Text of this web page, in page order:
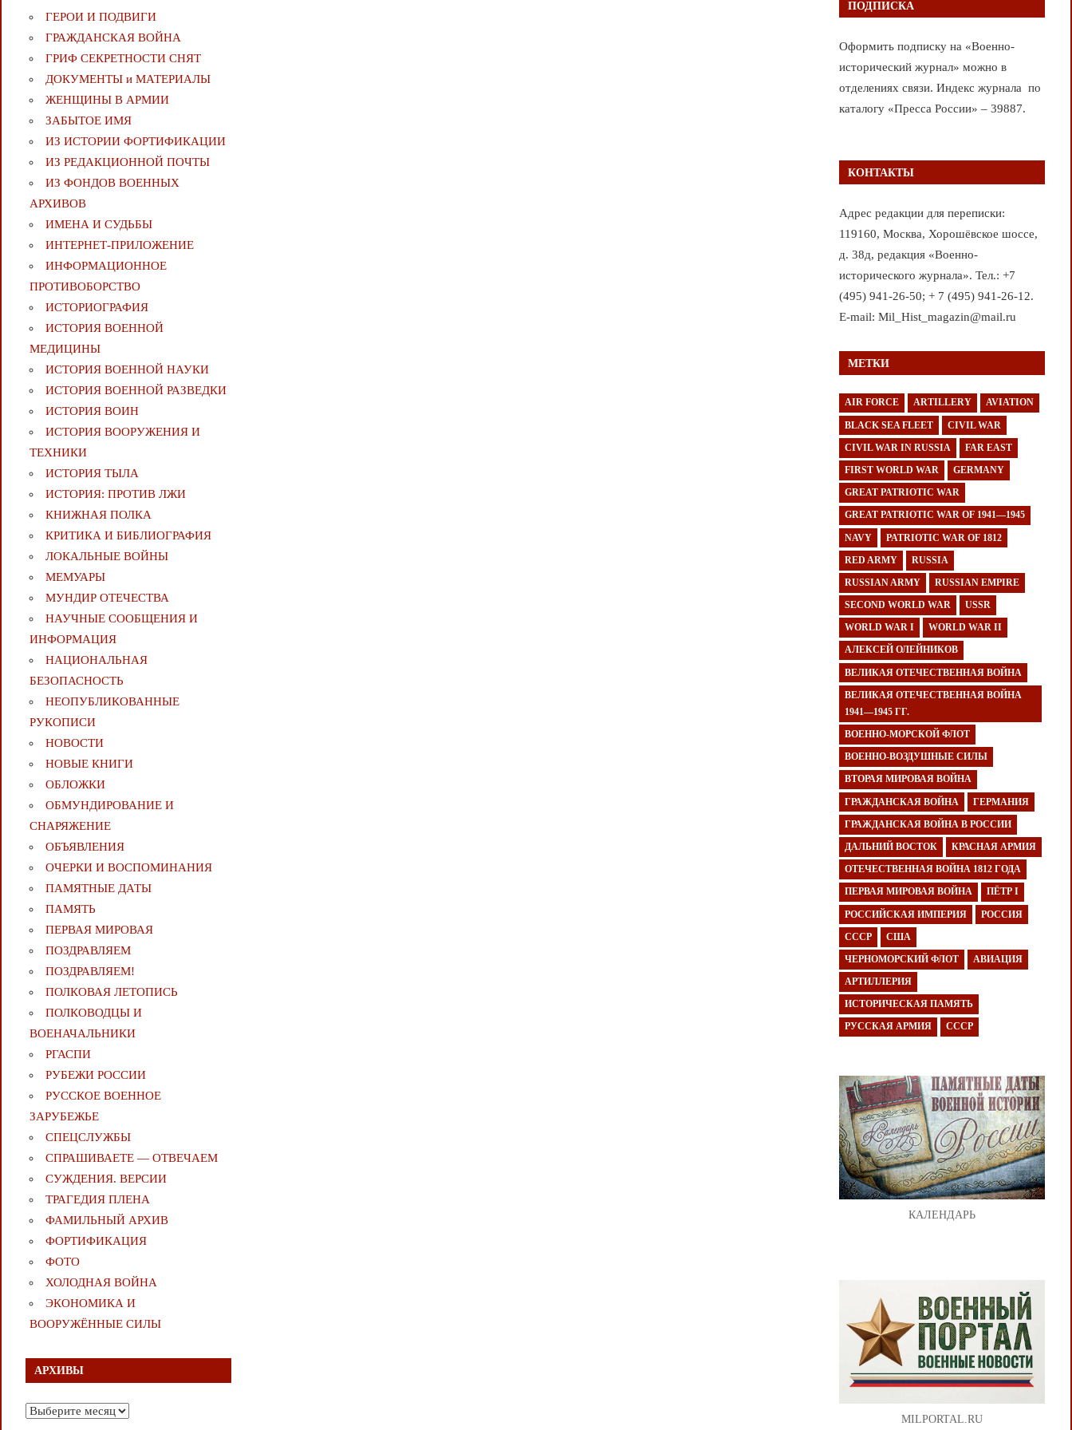
ГЕРОИ И ПОДВИГИ
ГРАЖДАНСКАЯ ВОЙНА
ГРИФ СЕКРЕТНОСТИ СНЯТ
ДОКУМЕНТЫ и МАТЕРИАЛЫ
ЖЕНЩИНЫ В АРМИИ
ЗАБЫТОЕ ИМЯ
ИЗ ИСТОРИИ ФОРТИФИКАЦИИ
ИЗ РЕДАКЦИОННОЙ ПОЧТЫ
ИЗ ФОНДОВ ВОЕННЫХ
АРХИВОВ
ИМЕНА И СУДЬБЫ
ИНТЕРНЕТ-ПРИЛОЖЕНИЕ
ИНФОРМАЦИОННОЕ
ПРОТИВОБОРСТВО
ИСТОРИОГРАФИЯ
ИСТОРИЯ ВОЕННОЙ
МЕДИЦИНЫ
ИСТОРИЯ ВОЕННОЙ НАУКИ
ИСТОРИЯ ВОЕННОЙ РАЗВЕДКИ
ИСТОРИЯ ВОИН
ИСТОРИЯ ВООРУЖЕНИЯ И
ТЕХНИКИ
ИСТОРИЯ ТЫЛА
ИСТОРИЯ: ПРОТИВ ЛЖИ
КНИЖНАЯ ПОЛКА
КРИТИКА И БИБЛИОГРАФИЯ
ЛОКАЛЬНЫЕ ВОЙНЫ
МЕМУАРЫ
МУНДИР ОТЕЧЕСТВА
НАУЧНЫЕ СООБЩЕНИЯ И
ИНФОРМАЦИЯ
НАЦИОНАЛЬНАЯ
БЕЗОПАСНОСТЬ
НЕОПУБЛИКОВАННЫЕ
РУКОПИСИ
НОВОСТИ
НОВЫЕ КНИГИ
ОБЛОЖКИ
ОБМУНДИРОВАНИЕ И
СНАРЯЖЕНИЕ
ОБЪЯВЛЕНИЯ
ОЧЕРКИ И ВОСПОМИНАНИЯ
ПАМЯТНЫЕ ДАТЫ
ПАМЯТЬ
ПЕРВАЯ МИРОВАЯ
ПОЗДРАВЛЯЕМ
ПОЗДРАВЛЯЕМ!
ПОЛКОВАЯ ЛЕТОПИСЬ
ПОЛКОВОДЦЫ И
ВОЕНАЧАЛЬНИКИ
РГАСПИ
РУБЕЖИ РОССИИ
РУССКОЕ ВОЕННОЕ
ЗАРУБЕЖЬЕ
СПЕЦСЛУЖБЫ
СПРАШИВАЕТЕ — ОТВЕЧАЕМ
СУЖДЕНИЯ. ВЕРСИИ
ТРАГЕДИЯ ПЛЕНА
ФАМИЛЬНЫЙ АРХИВ
ФОРТИФИКАЦИЯ
ФОТО
ХОЛОДНАЯ ВОЙНА
ЭКОНОМИКА И
ВООРУЖЁННЫЕ СИЛЫ
АРХИВЫ
Архивы
ПОДПИСКА
Оформить подписку на «Военно-
исторический журнал» можно в
отделениях связи. Индекс журнала по
каталогу «Пресса России» – 39887.
КОНТАКТЫ
Адрес редакции для переписки:
119160, Москва, Хорошёвское шоссе,
д. 38д, редакция «Военно-
исторического журнала». Тел.: +7
(495) 941-26-50; + 7 (495) 941-26-12.
E-mail: Mil_Hist_magazin@mail.ru
МЕТКИ
AIR FORCE ARTILLERY AVIATION
BLACK SEA FLEET CIVIL WAR
CIVIL WAR IN RUSSIA FAR EAST
FIRST WORLD WAR GERMANY
GREAT PATRIOTIC WAR
GREAT PATRIOTIC WAR OF 1941—1945
NAVY PATRIOTIC WAR OF 1812
RED ARMY RUSSIA
RUSSIAN ARMY RUSSIAN EMPIRE
SECOND WORLD WAR USSR
WORLD WAR I WORLD WAR II
АЛЕКСЕЙ ОЛЕЙНИКОВ
ВЕЛИКАЯ ОТЕЧЕСТВЕННАЯ ВОЙНА
ВЕЛИКАЯ ОТЕЧЕСТВЕННАЯ ВОЙНА
1941—1945 ГГ.
ВОЕННО-МОРСКОЙ ФЛОТ
ВОЕННО-ВОЗДУШНЫЕ СИЛЫ
ВТОРАЯ МИРОВАЯ ВОЙНА
ГРАЖДАНСКАЯ ВОЙНА ГЕРМАНИЯ
ГРАЖДАНСКАЯ ВОЙНА В РОССИИ
ДАЛЬНИЙ ВОСТОК КРАСНАЯ АРМИЯ
ОТЕЧЕСТВЕННАЯ ВОЙНА 1812 ГОДА
ПЕРВАЯ МИРОВАЯ ВОЙНА ПЁТР I
РОССИЙСКАЯ ИМПЕРИЯ РОССИЯ
СССР США
ЧЕРНОМОРСКИЙ ФЛОТ АВИАЦИЯ
АРТИЛЛЕРИЯ
ИСТОРИЧЕСКАЯ ПАМЯТЬ
РУССКАЯ АРМИЯ СССР
КАЛЕНДАРЬ
MILPORTAL.RU